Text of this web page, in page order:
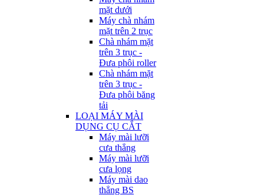
mặt dưới
Máy chà nhám
mặt trên 2 trục
Chà nhám mặt
trên 3 trục -
Đưa phôi roller
Chà nhám mặt
trên 3 trục -
Đưa phôi băng
tải
LOẠI MÁY MÀI
DỤNG CỤ CẮT
Máy mài lưỡi
cưa thẳng
Máy mài lưỡi
cưa lọng
Máy mài dao
thẳng BS